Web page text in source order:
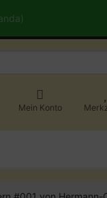
Mein Konto